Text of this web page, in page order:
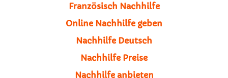
Französisch Nachhilfe
Online Nachhilfe geben
Nachhilfe Deutsch
Nachhilfe Preise
Nachhilfe anbieten